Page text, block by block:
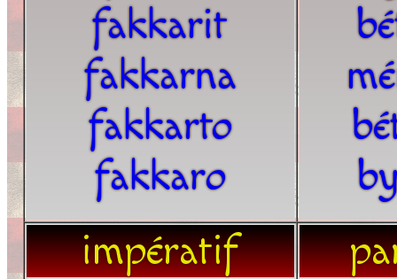
fakkarit
fakkarna
fakkarto
fakkaro
impératif